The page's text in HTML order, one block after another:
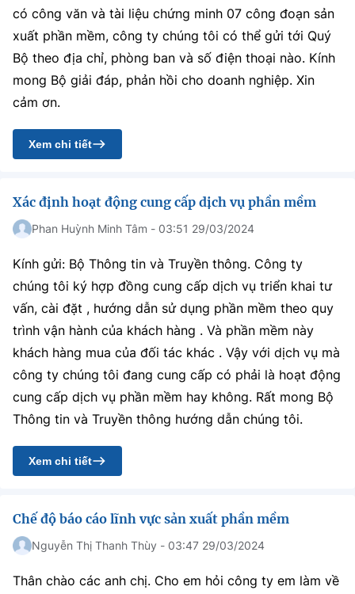
có công văn và tài liệu chứng minh 07 công đoạn sản
xuất phần mềm, công ty chúng tôi có thể gửi tới Quý
Bộ theo địa chỉ, phòng ban và số điện thoại nào. Kính
mong Bộ giải đáp, phản hồi cho doanh nghiệp. Xin
cảm ơn.
Xem chi tiết
Xác định hoạt động cung cấp dịch vụ phần mềm
Phan Huỳnh Minh Tâm - 03:51 29/03/2024
Kính gửi: Bộ Thông tin và Truyền thông. Công ty
chúng tôi ký hợp đồng cung cấp dịch vụ triển khai tư
vấn, cài đặt , hướng dẫn sử dụng phần mềm theo quy
trình vận hành của khách hàng . Và phần mềm này
khách hàng mua của đối tác khác . Vậy với dịch vụ mà
công ty chúng tôi đang cung cấp có phải là hoạt động
cung cấp dịch vụ phần mềm hay không. Rất mong Bộ
Thông tin và Truyền thông hướng dẫn chúng tôi.
Xem chi tiết
Chế độ báo cáo lĩnh vực sản xuất phần mềm
Nguyễn Thị Thanh Thùy - 03:47 29/03/2024
Thân chào các anh chị. Cho em hỏi công ty em làm về